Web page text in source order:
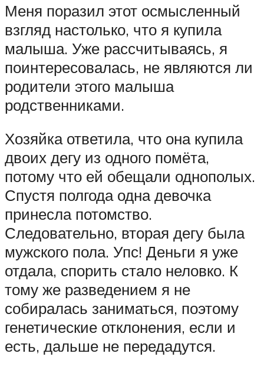
Меня поразил этот осмысленный
взгляд настолько, что я купила
малыша. Уже рассчитываясь, я
поинтересовалась, не являются ли
родители этого малыша
родственниками.
Хозяйка ответила, что она купила
двоих дегу из одного помёта,
потому что ей обещали однополых.
Спустя полгода одна девочка
принесла потомство.
Следовательно, вторая дегу была
мужского пола. Упс! Деньги я уже
отдала, спорить стало неловко. К
тому же разведением я не
собиралась заниматься, поэтому
генетические отклонения, если и
есть, дальше не передадутся.